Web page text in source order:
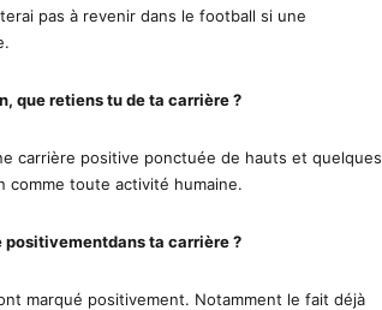
pas à revenir dans le football si une
que retiens tu de ta carrière ?
carrière positive ponctuée de hauts et quelques
comme toute activité humaine.
positivementdans ta carrière ?
marqué positivement. Notamment le fait déjà